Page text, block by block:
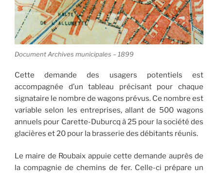
Document Archives municipales – 1899
Cette demande des usagers potentiels est
accompagnée d’un tableau précisant pour chaque
signataire le nombre de wagons prévus. Ce nombre est
variable selon les entreprises, allant de 500 wagons
annuels pour Carette-Duburcq à 25 pour la société des
glacières et 20 pour la brasserie des débitants réunis.
Le maire de Roubaix appuie cette demande auprès de
la compagnie de chemins de fer. Celle-ci prépare un